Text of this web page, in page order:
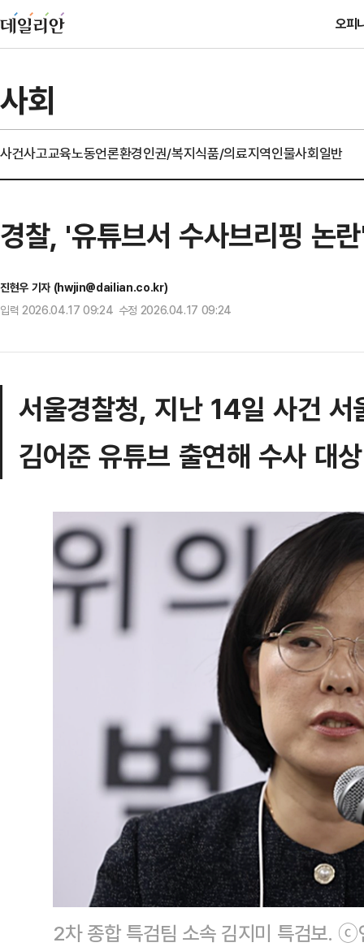
오피
사회
사건사고교육노동언론환경인권/복지식품/의료지역인물사회일반
경찰, '유튜브서 수사브리핑 논
진현우 기자 (hwjin@dailian.co.kr)
입력 2026.04.17 09:24 수정 2026.04.17 09:24
서울경찰청, 지난 14일 사건 서
김어준 유튜브 출연해 수사 대
2차 종합 특검팀 소속 김지미 특검보. ⓒ